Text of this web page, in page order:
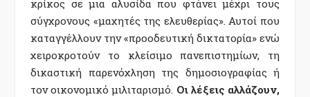
κρίκος σε μια αλυσίδα που φτάνει μέχρι τους
σύγχρονους «μαχητές της ελευθερίας». Αυτοί που
καταγγέλλουν την «προοδευτική δικτατορία» ενώ
χειροκροτούν το κλείσιμο πανεπιστημίων, τη
δικαστική παρενόχληση της δημοσιογραφίας ή
τον οικονομικό μιλιταρισμό. Οι λέξεις αλλάζουν,